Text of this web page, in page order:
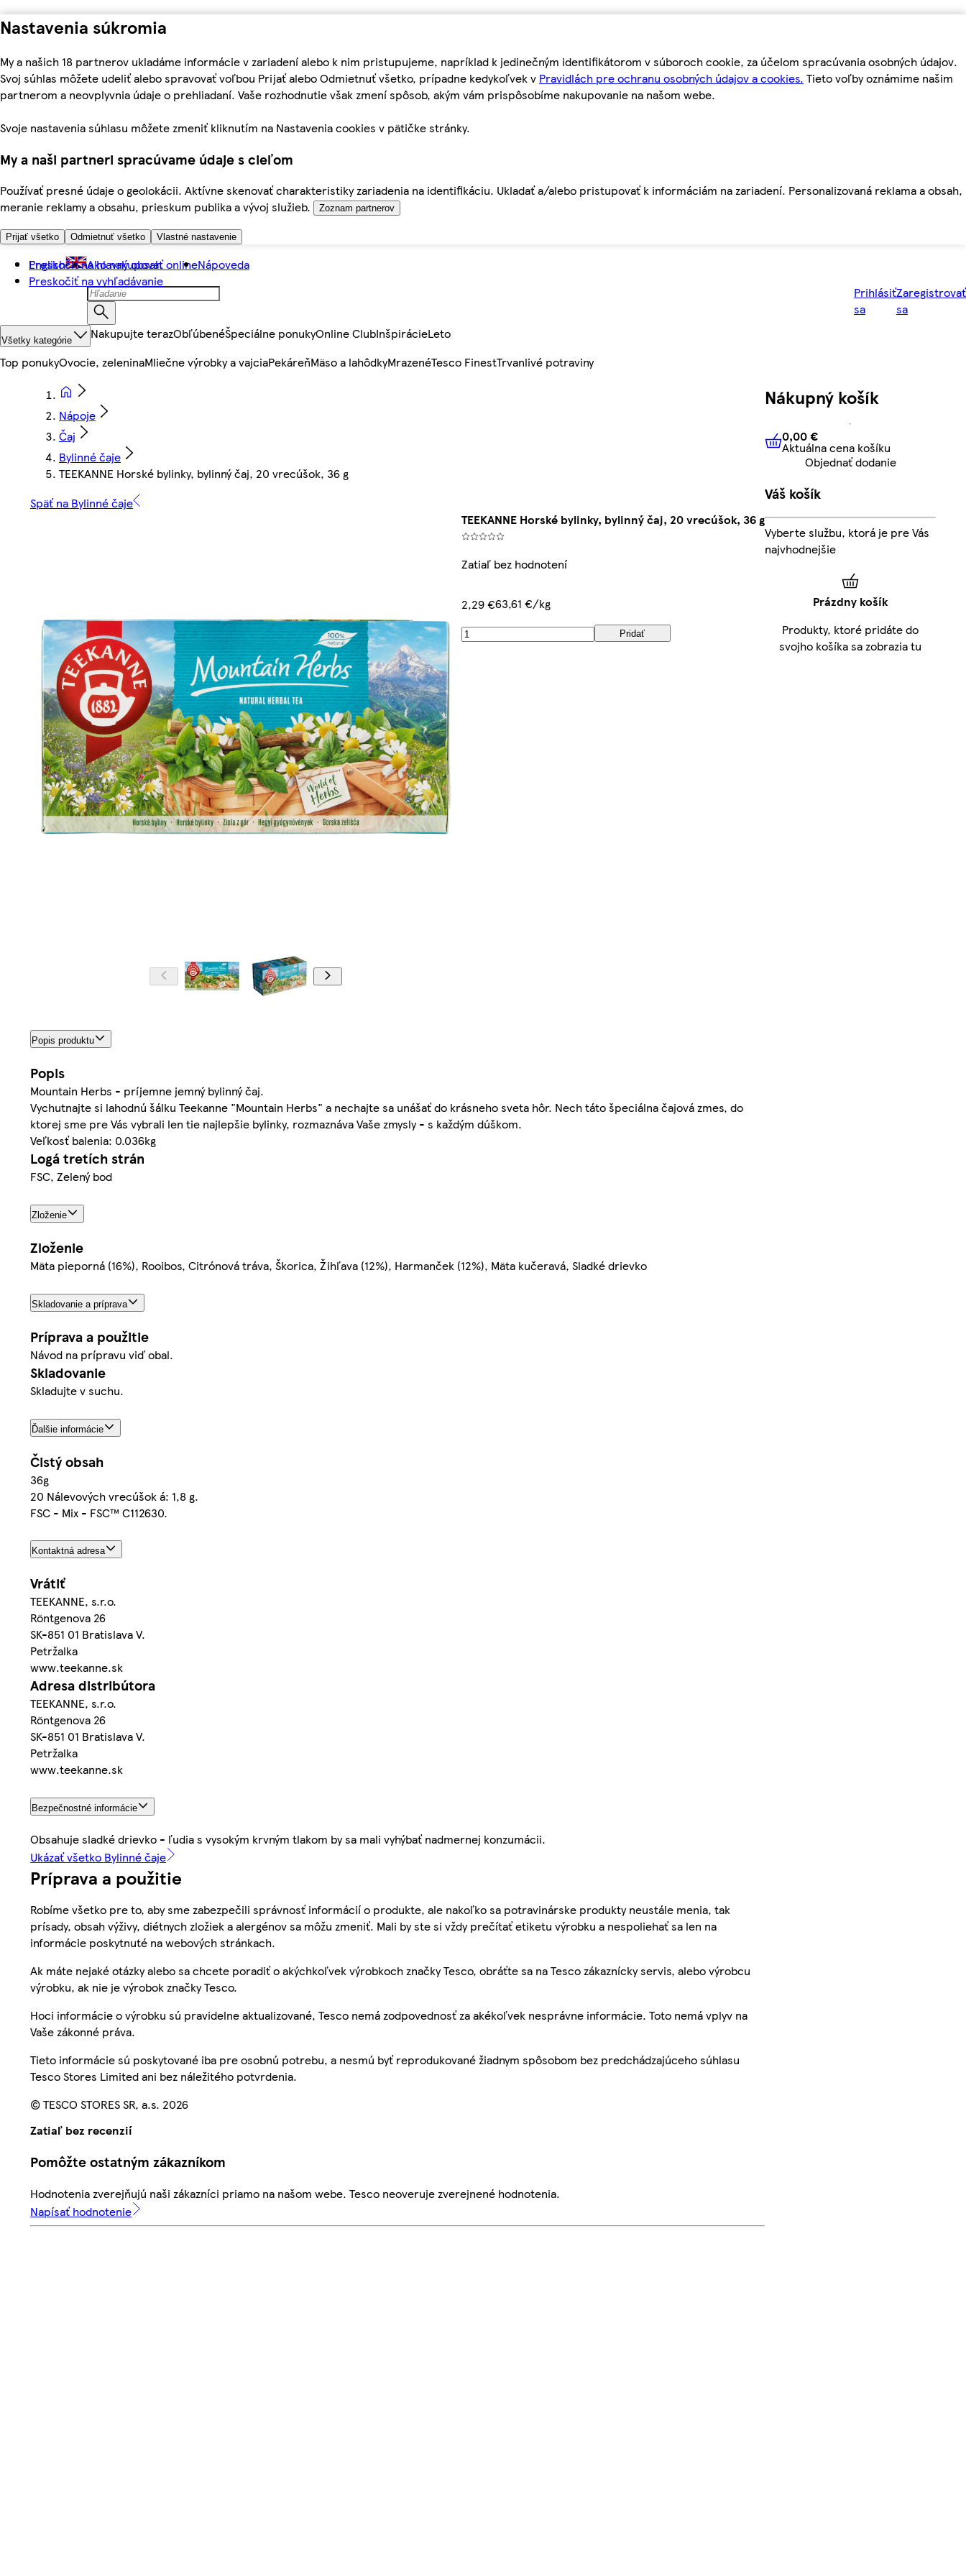
Nastavenia súkromia
My a našich 18 partnerov ukladáme informácie v zariadení alebo k nim pristupujeme, napríklad k jedinečným identifikátorom v súboroch cookie, za účelom spracúvania osobných údajov.
Svoj súhlas môžete udeliť alebo spravovať voľbou Prijať alebo Odmietnuť všetko, prípadne kedykoľvek v Pravidlách pre ochranu osobných údajov a cookies. Tieto voľby oznámime našim
partnerom a neovplyvnia údaje o prehliadaní. Vaše rozhodnutie však zmení spôsob, akým vám prispôsobíme nakupovanie na našom webe.
Svoje nastavenia súhlasu môžete zmeniť kliknutím na Nastavenia cookies v pätičke stránky.
My a naši partneri spracúvame údaje s cieľom
Používať presné údaje o geolokácii. Aktívne skenovať charakteristiky zariadenia na identifikáciu. Ukladať a/alebo pristupovať k informáciám na zariadení. Personalizovaná reklama a obsah,
meranie reklamy a obsahu, prieskum publika a vývoj služieb.
Zoznam partnerov
Prijať všetko Odmietnuť všetko Vlastné nastavenie
Preskočiť na hlavný obsah
Preskočiť na vyhľadávanie
English Ako nakupovať onlineNápoveda
Prihlásiť
sa
Zaregistrovať
sa
Všetky kategórie Nakupujte terazObľúbenéŠpeciálne ponukyOnline ClubInšpirácieLeto
Top ponukyOvocie, zeleninaMliečne výrobky a vajciaPekáreňMäso a lahôdkyMrazenéTesco FinestTrvanlivé potraviny
Nápoje
Čaj
Bylinné čaje
TEEKANNE Horské bylinky, bylinný čaj, 20 vrecúšok, 36 g
Späť na Bylinné čaje
TEEKANNE Horské bylinky, bylinný čaj, 20 vrecúšok, 36 g
Zatiaľ bez hodnotení
2,29 €63,61 €/kg
Pridať
Popis produktu
Popis
Mountain Herbs - príjemne jemný bylinný čaj.
Vychutnajte si lahodnú šálku Teekanne "Mountain Herbs" a nechajte sa unášať do krásneho sveta hôr. Nech táto špeciálna čajová zmes, do
ktorej sme pre Vás vybrali len tie najlepšie bylinky, rozmaznáva Vaše zmysly - s každým dúškom.
Veľkosť balenia: 0.036kg
Logá tretích strán
FSC, Zelený bod
Zloženie
Zloženie
Mäta pieporná (16%), Rooibos, Citrónová tráva, Škorica, Žihľava (12%), Harmanček (12%), Mäta kučeravá, Sladké drievko
Skladovanie a príprava
Príprava a použitie
Návod na prípravu viď obal.
Skladovanie
Skladujte v suchu.
Ďalšie informácie
Čistý obsah
36g
20 Nálevových vrecúšok á: 1,8 g.
FSC - Mix - FSC™ C112630.
Kontaktná adresa
Vrátiť
TEEKANNE, s.r.o.
Röntgenova 26
SK-851 01 Bratislava V.
Petržalka
www.teekanne.sk
Adresa distribútora
TEEKANNE, s.r.o.
Röntgenova 26
SK-851 01 Bratislava V.
Petržalka
www.teekanne.sk
Bezpečnostné informácie
Obsahuje sladké drievko - ľudia s vysokým krvným tlakom by sa mali vyhýbať nadmernej konzumácii.
Ukázať všetko Bylinné čaje
Príprava a použitie
Robíme všetko pre to, aby sme zabezpečili správnosť informácií o produkte, ale nakoľko sa potravinárske produkty neustále menia, tak
prísady, obsah výživy, diétnych zložiek a alergénov sa môžu zmeniť. Mali by ste si vždy prečítať etiketu výrobku a nespoliehať sa len na
informácie poskytnuté na webových stránkach.
Ak máte nejaké otázky alebo sa chcete poradiť o akýchkoľvek výrobkoch značky Tesco, obráťte sa na Tesco zákaznícky servis, alebo výrobcu
výrobku, ak nie je výrobok značky Tesco.
Hoci informácie o výrobku sú pravidelne aktualizované, Tesco nemá zodpovednosť za akékoľvek nesprávne informácie. Toto nemá vplyv na
Vaše zákonné práva.
Tieto informácie sú poskytované iba pre osobnú potrebu, a nesmú byť reprodukované žiadnym spôsobom bez predchádzajúceho súhlasu
Tesco Stores Limited ani bez náležitého potvrdenia.
© TESCO STORES SR, a.s. 2026
Zatiaľ bez recenzií
Pomôžte ostatným zákazníkom
Hodnotenia zverejňujú naši zákazníci priamo na našom webe. Tesco neoveruje zverejnené hodnotenia.
Napísať hodnotenie
Nákupný košík
0,00 € Aktuálna cena košíku
0,00 €
Aktuálna cena košíku
Objednať dodanie
Váš košík
Vyberte službu, ktorá je pre Vás
najvhodnejšie
Prázdny košík
Produkty, ktoré pridáte do
svojho košíka sa zobrazia tu